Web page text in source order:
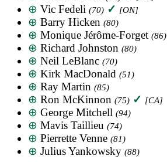
⊕ Vic Fedeli (70) ✓ [ON]
⊕ Barry Hicken (80)
⊕ Monique Jérôme-Forget (86)
⊕ Richard Johnston (80)
⊕ Neil LeBlanc (70)
⊕ Kirk MacDonald (51)
⊕ Ray Martin (85)
⊕ Ron McKinnon (75) ✓ [CA]
⊕ George Mitchell (94)
⊕ Mavis Taillieu (74)
⊕ Pierrette Venne (81)
⊕ Julius Yankowsky (88)